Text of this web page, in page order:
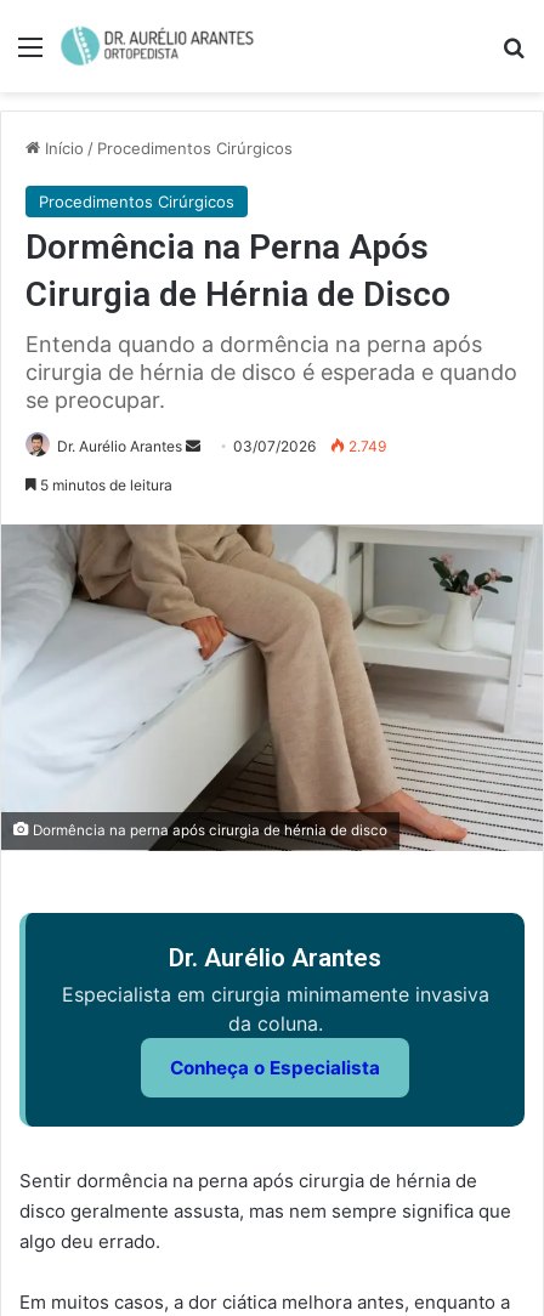
Menu
Início / Procedimentos Cirúrgicos
Procedimentos Cirúrgicos
Dormência na Perna Após
Cirurgia de Hérnia de Disco
Entenda quando a dormência na perna após
cirurgia de hérnia de disco é esperada e quando
se preocupar.
Dr. Aurélio Arantes
Mande
mail
03/07/2026 2.749
5 minutos de leitura
Dormência na perna após cirurgia de hérnia de disco
Dr. Aurélio Arantes
Especialista em cirurgia minimamente invasiva
da coluna.
Conheça o Especialista
Sentir dormência na perna após cirurgia de hérnia de
disco geralmente assusta, mas nem sempre significa que
algo deu errado.
Em muitos casos, a dor ciática melhora antes, enquanto a